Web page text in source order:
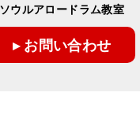
ソウルアロードラム教室
▸ お問い合わせ